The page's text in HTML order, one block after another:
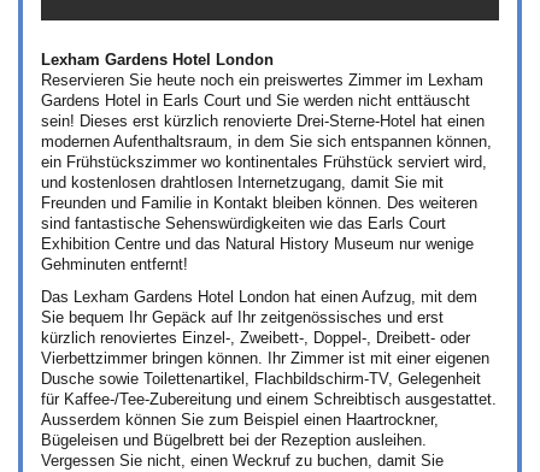
Lexham Gardens Hotel London
Reservieren Sie heute noch ein preiswertes Zimmer im Lexham
Gardens Hotel in Earls Court und Sie werden nicht enttäuscht
sein! Dieses erst kürzlich renovierte Drei-Sterne-Hotel hat einen
modernen Aufenthaltsraum, in dem Sie sich entspannen können,
ein Frühstückszimmer wo kontinentales Frühstück serviert wird,
und kostenlosen drahtlosen Internetzugang, damit Sie mit
Freunden und Familie in Kontakt bleiben können. Des weiteren
sind fantastische Sehenswürdigkeiten wie das Earls Court
Exhibition Centre und das Natural History Museum nur wenige
Gehminuten entfernt!
Das Lexham Gardens Hotel London hat einen Aufzug, mit dem
Sie bequem Ihr Gepäck auf Ihr zeitgenössisches und erst
kürzlich renoviertes Einzel-, Zweibett-, Doppel-, Dreibett- oder
Vierbettzimmer bringen können. Ihr Zimmer ist mit einer eigenen
Dusche sowie Toilettenartikel, Flachbildschirm-TV, Gelegenheit
für Kaffee-/Tee-Zubereitung und einem Schreibtisch ausgestattet.
Ausserdem können Sie zum Beispiel einen Haartrockner,
Bügeleisen und Bügelbrett bei der Rezeption ausleihen.
Vergessen Sie nicht, einen Weckruf zu buchen, damit Sie